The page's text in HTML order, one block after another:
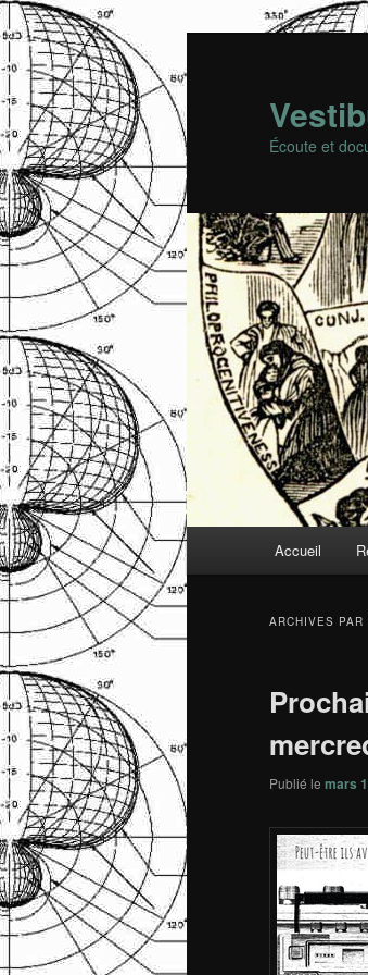
Écoute et
Aller
principal
Aller
secondaire
Accueil
ARCHIVES PAR
Publié le mars